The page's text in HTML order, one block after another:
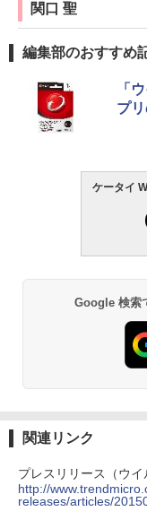
関口 聖
編集部のおすすめ
「
プ
ケータイ
Google 検索
関連リンク
プレスリリース（ウイ
http://
releases/articles/